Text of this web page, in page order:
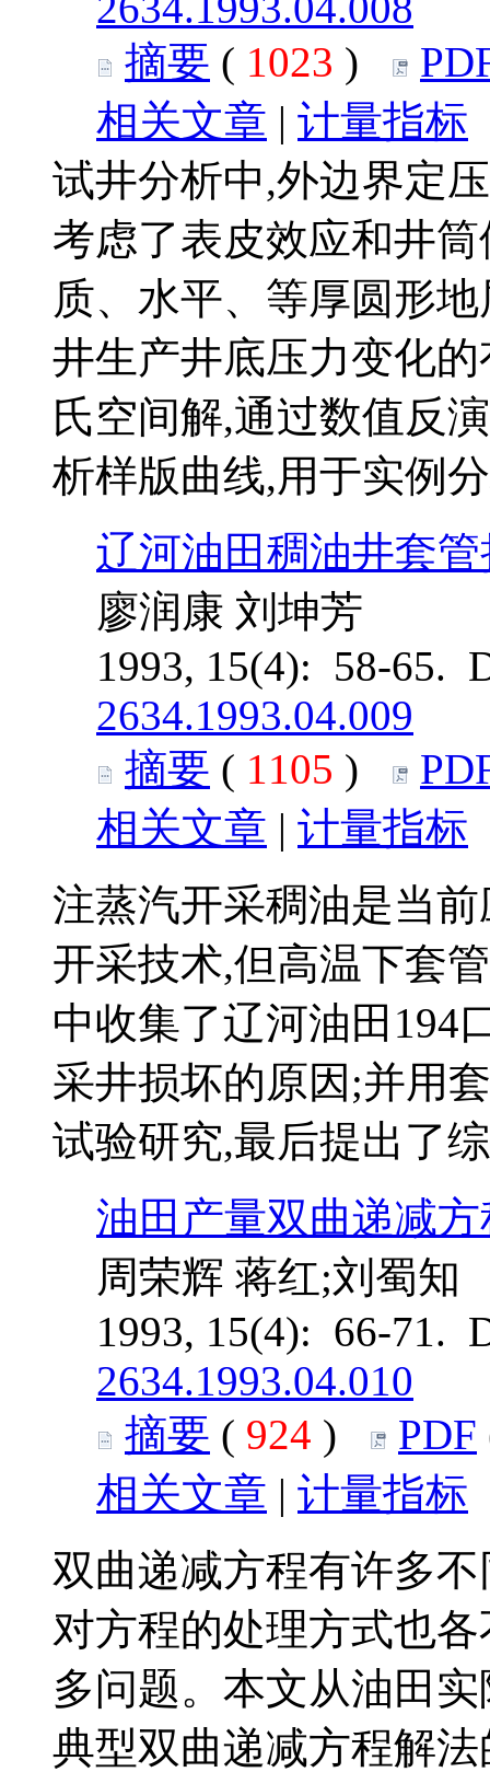
摘要 ( 1023 )
相关文章 | 计量指标
试井分析中,外边界定
考虑了表皮效应和井
质、水平、等厚圆形
井生产井底压力变化
氏空间解,通过数值反
析样版曲线,用于实例
辽河油田稠油井套
廖润康 刘坤芳
1993, 15(4): 58-65.
2634.1993.04.009
摘要 ( 1105 )
相关文章 | 计量指标
注蒸汽开采稠油是当
开采技术,但高温下套
中收集了辽河油田194
采井损坏的原因;并用
试验研究,最后提出了
油田产量双曲递减
周荣辉 蒋红;刘蜀知
1993, 15(4): 66-71.
2634.1993.04.010
摘要 ( 924 ) PDF
相关文章 | 计量指标
双曲递减方程有许多
对方程的处理方式也
多问题。本文从油田
典型双曲递减方程解